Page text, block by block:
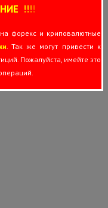
!!!!
форекс и криповалютные
. Так же могут привести к
Пожалуйста, имейте это